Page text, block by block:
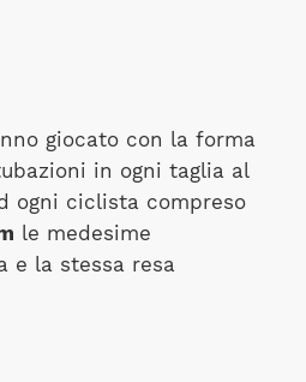
giocato con la forma
in ogni taglia al
ogni ciclista compreso
le medesime
e la stessa resa